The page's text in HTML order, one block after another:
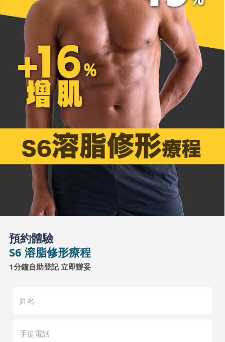
預約體驗
S6 溶脂修形療程
1分鐘自助登記 立即辦妥